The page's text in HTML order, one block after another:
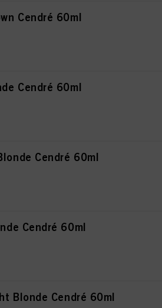
Cendré 60ml
Cendré 60ml
Cendré 60ml
Cendré 60ml
Blonde Cendré 60ml